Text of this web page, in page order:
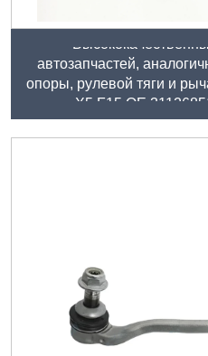
автозапчастей,
опоры, рулевой тяги и
X5 F15 OE